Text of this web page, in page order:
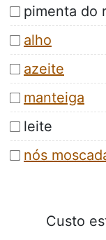
pimenta do
alho
azeite
manteiga
leite
nós
Custo